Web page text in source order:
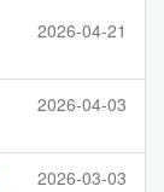
2026-04-21
2026-04-03
2026-03-03